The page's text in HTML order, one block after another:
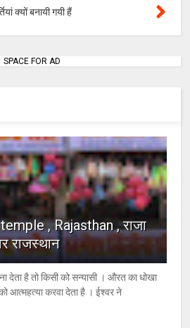
क्यों बनायी गयी हैं
SPACE FOR AD
, Rajasthan , राजा
राजस्थान
देता है तो किसी को सन्यासी । औरत का धोखा
आत्महत्या करवा देता है । ईश्वर ने